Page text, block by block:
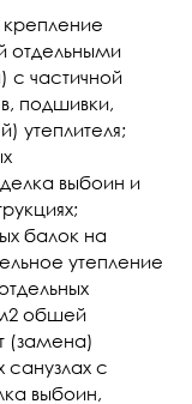
отдельными
с частичной
подшивки,
утеплителя;
выбоин и
балок на
утепление
м2 обшей
(замена)
санузлах с
выбоин,